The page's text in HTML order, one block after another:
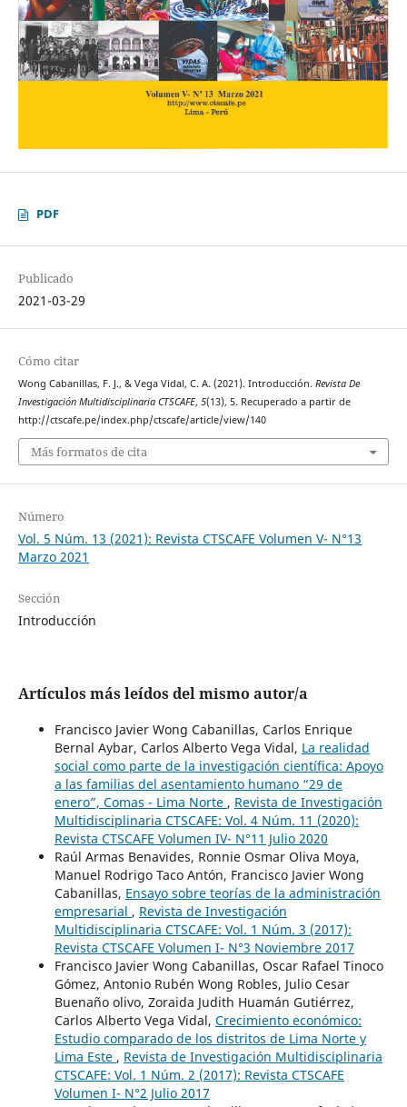
PDF
Publicado
2021-03-29
Cómo citar
Wong Cabanillas, F. J., & Vega Vidal, C. A. (2021). Introducción. Revista De
Investigación Multidisciplinaria CTSCAFE, 5(13), 5. Recuperado a partir de
http://ctscafe.pe/index.php/ctscafe/article/view/140
Más formatos de cita
Número
Vol. 5 Núm. 13 (2021): Revista CTSCAFE Volumen V- N°13
Marzo 2021
Sección
Introducción
Artículos más leídos del mismo autor/a
Francisco Javier Wong Cabanillas, Carlos Enrique
Bernal Aybar, Carlos Alberto Vega Vidal, La realidad
social como parte de la investigación científica: Apoyo
a las familias del asentamiento humano “29 de
enero”, Comas - Lima Norte , Revista de Investigación
Multidisciplinaria CTSCAFE: Vol. 4 Núm. 11 (2020):
Revista CTSCAFE Volumen IV- N°11 Julio 2020
Raúl Armas Benavides, Ronnie Osmar Oliva Moya,
Manuel Rodrigo Taco Antón, Francisco Javier Wong
Cabanillas, Ensayo sobre teorías de la administración
empresarial , Revista de Investigación
Multidisciplinaria CTSCAFE: Vol. 1 Núm. 3 (2017):
Revista CTSCAFE Volumen I- N°3 Noviembre 2017
Francisco Javier Wong Cabanillas, Oscar Rafael Tinoco
Gómez, Antonio Rubén Wong Robles, Julio Cesar
Buenaño olivo, Zoraida Judith Huamán Gutiérrez,
Carlos Alberto Vega Vidal, Crecimiento económico:
Estudio comparado de los distritos de Lima Norte y
Lima Este , Revista de Investigación Multidisciplinaria
CTSCAFE: Vol. 1 Núm. 2 (2017): Revista CTSCAFE
Volumen I- N°2 Julio 2017